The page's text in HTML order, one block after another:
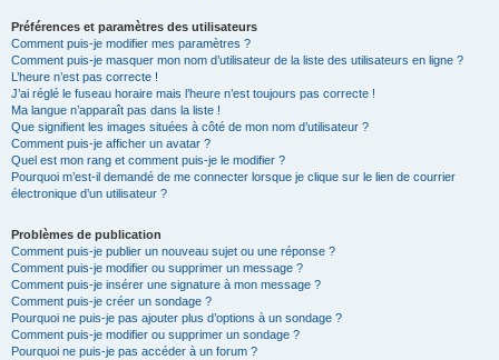
Préférences et paramètres des utilisateurs
Comment puis-je modifier mes paramètres ?
Comment puis-je masquer mon nom d’utilisateur de la liste des utilisateurs en ligne ?
L’heure n’est pas correcte !
J’ai réglé le fuseau horaire mais l’heure n’est toujours pas correcte !
Ma langue n’apparaît pas dans la liste !
Que signifient les images situées à côté de mon nom d’utilisateur ?
Comment puis-je afficher un avatar ?
Quel est mon rang et comment puis-je le modifier ?
Pourquoi m’est-il demandé de me connecter lorsque je clique sur le lien de courrier
électronique d’un utilisateur ?
Problèmes de publication
Comment puis-je publier un nouveau sujet ou une réponse ?
Comment puis-je modifier ou supprimer un message ?
Comment puis-je insérer une signature à mon message ?
Comment puis-je créer un sondage ?
Pourquoi ne puis-je pas ajouter plus d’options à un sondage ?
Comment puis-je modifier ou supprimer un sondage ?
Pourquoi ne puis-je pas accéder à un forum ?